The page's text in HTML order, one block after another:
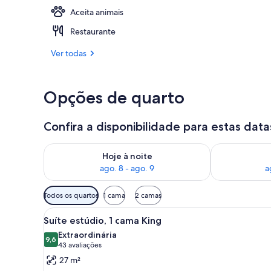
Aceita animais
Restaurante
Ver todas
Opções de quarto
Confira a disponibilidade para estas
Hoje à noite
ago. 8 - ago. 9
Verifica a disponibilidade para esta noite, ago. 8 -
Verifica a
Filtros
disponíveis
para
os
quartos
Todos os quartos 1 cama 2 camas
Carrega
todas
as
fotos
Quarto de hotel com sofá,
6
Suíte estúdio, 1 cama King
9,69,6 de 10
Extraordinária
43 avaliações
(43
avaliações)
27 m²